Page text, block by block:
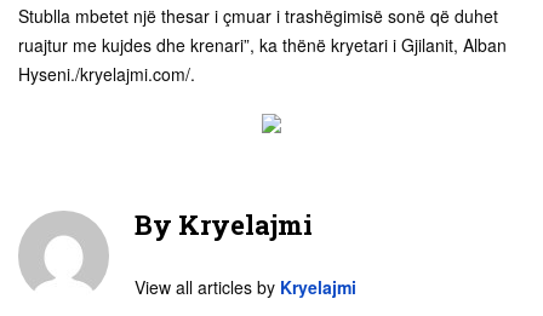
Stublla mbetet një thesar i çmuar i trashëgimisë sonë që duhet
ruajtur me kujdes dhe krenari”, ka thënë kryetari i Gjilanit, Alban
Hyseni./kryelajmi.com/.
By Kryelajmi
View all articles by Kryelajmi